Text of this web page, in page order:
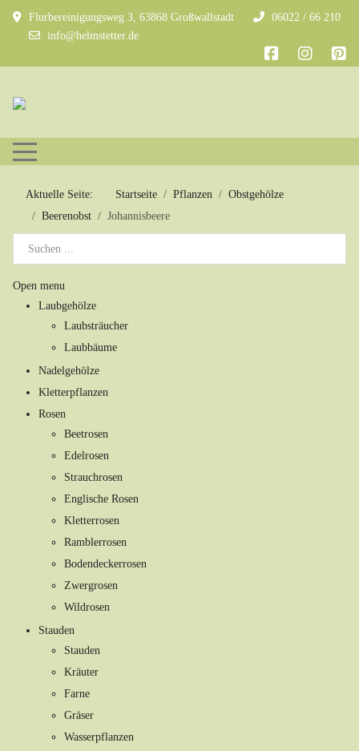
Flurbereinigungsweg 3, 63868 Großwallstadt
06022 / 66 210
info@helmstetter.de
Mobile Menu Toggle
Aktuelle Seite: Startseite Pflanzen
Obstgehölze
Beerenobst
Johannisbeere
Open menu
Laubgehölze
Laubsträucher
Laubbäume
Nadelgehölze
Kletterpflanzen
Rosen
Beetrosen
Edelrosen
Strauchrosen
Englische Rosen
Kletterrosen
Ramblerrosen
Bodendeckerrosen
Zwergrosen
Wildrosen
Stauden
Stauden
Kräuter
Farne
Gräser
Wasserpflanzen